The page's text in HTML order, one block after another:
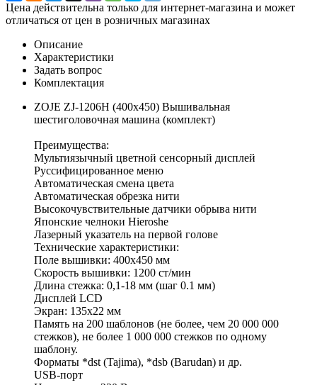
Цена действительна только для интернет-магазина и может
отличаться от цен в розничных магазинах
Описание
Характеристики
Задать вопрос
Комплектация
ZOJE ZJ-1206H (400х450) Вышивальная
шестиголовочная машина (комплект)
Преимущества:
Мультиязычный цветной сенсорный дисплей
Руссифицированное меню
Автоматическая смена цвета
Автоматическая обрезка нити
Высокочувствительные датчики обрыва нити
Японские челноки Hieroshe
Лазерный указатель на первой голове
Технические характеристики:
Поле вышивки: 400х450 мм
Скорость вышивки: 1200 ст/мин
Длина стежка: 0,1-18 мм (шаг 0.1 мм)
Дисплей LCD
Экран: 135х22 мм
Память на 200 шаблонов (не более, чем 20 000 000
стежков), не более 1 000 000 стежков по одному
шаблону.
Форматы *dst (Tajima), *dsb (Barudan) и др.
USB-порт